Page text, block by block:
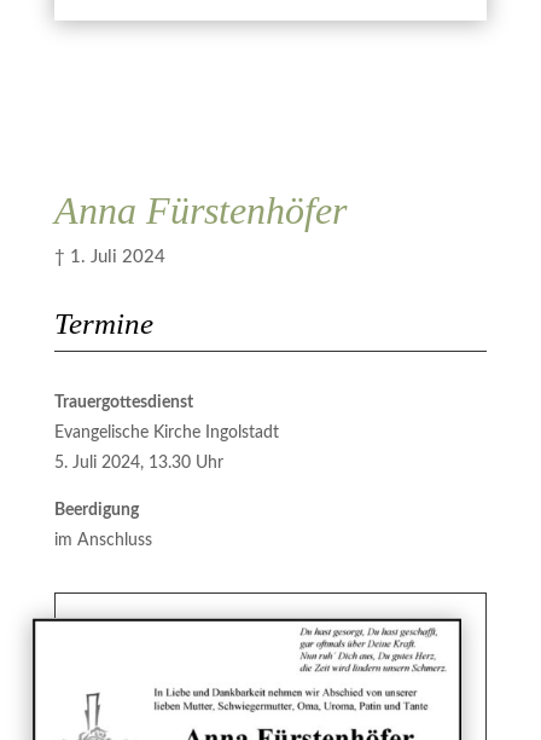
Anna Fürstenhöfer
† 1. Juli 2024
Termine
Trauergottesdienst
Evangelische Kirche Ingolstadt
5. Juli 2024, 13.30 Uhr
Beerdigung
im Anschluss